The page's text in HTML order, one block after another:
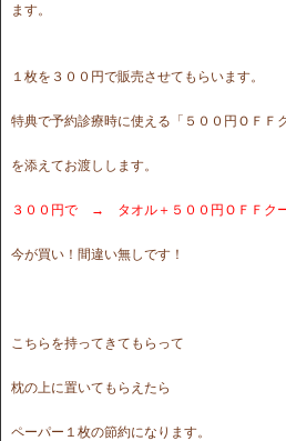
ます。
１枚を３００円で販売させてもらいます。
特典で予約診療時に使える「５００円ＯＦＦ
を添えてお渡しします。
３００円で → タオル＋５００円ＯＦＦク
今が買い！間違い無しです！
こちらを持ってきてもらって
枕の上に置いてもらえたら
ペーパー１枚の節約になります。